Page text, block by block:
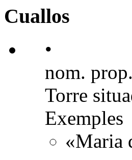
Cuallos
•
nom. prop.
Torre
Exemples
«Maria